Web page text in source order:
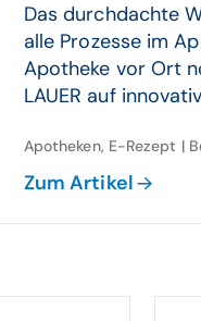
Das durchdachte
alle Prozesse im
Apotheke vor Ort
LAUER auf
Apotheken, E-Rezept |
Zum Artikel